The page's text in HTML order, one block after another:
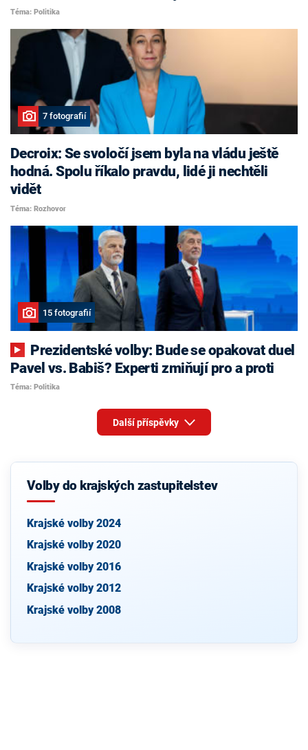
Téma: Politika
7 fotografií
Decroix: Se svoločí jsem byla na vládu ještě
hodná. Spolu říkalo pravdu, lidé ji nechtěli
vidět
Téma: Rozhovor
15 fotografií
Pavel vs. Babiš? Experti zmiňují pro a proti
Téma: Politika
Další příspěvky
Volby do krajských zastupitelstev
Krajské volby 2024
Krajské volby 2020
Krajské volby 2016
Krajské volby 2012
Krajské volby 2008